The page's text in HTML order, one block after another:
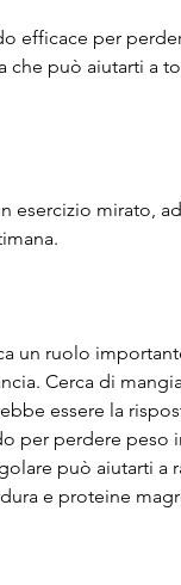
efficace per
che può aiutarti a
esercizio mirato,
un ruolo
Cerca di
essere la
per perdere peso
può aiutarti a
e proteine